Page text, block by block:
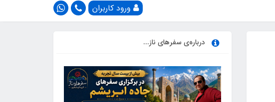
ورود کاربران
درباره‌ی سفرهای ناز...